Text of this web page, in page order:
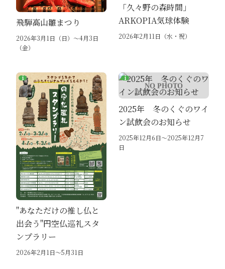
飛騨高山雛まつり
2026年3月1日（日）～4月3日
（金）
「久々野の森時間」
ARKOPIA気球体験
2026年2月11日（水・祝）
"あなただけの推し仏と
出会う"円空仏巡礼スタ
ンプラリー
2026年2月1日～5月31日
2025年 冬のくぐのワイ
ン試飲会のお知らせ
2025年12月6日～2025年12月7
日